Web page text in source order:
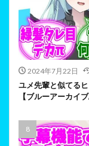
2024年7月22日
ユメ先輩と似てる
【ブルーアーカイ